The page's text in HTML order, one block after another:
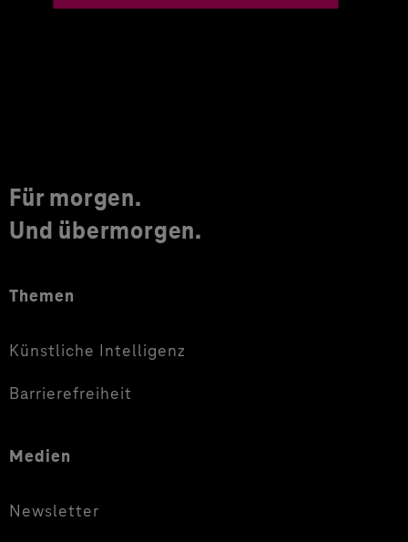
Für morgen.
Und übermorgen.
Themen
Künstliche Intelligenz
Barrierefreiheit
Medien
Newsletter